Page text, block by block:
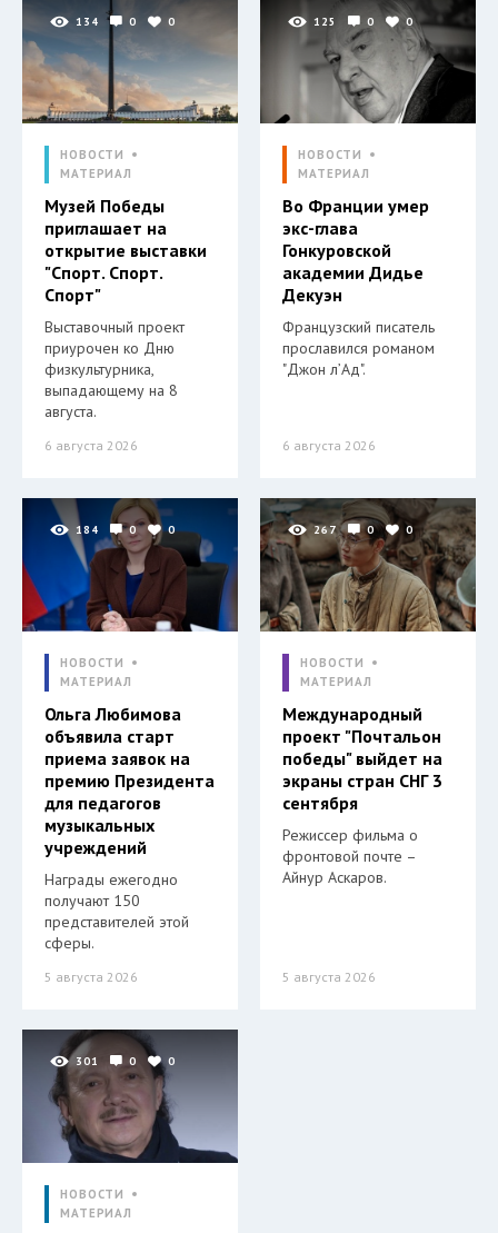
134 0 0
НОВОСТИ
МАТЕРИАЛ
Музей Победы
приглашает на
открытие выставки
"Спорт. Спорт.
Спорт"
Выставочный проект
приурочен ко Дню
физкультурника,
выпадающему на 8
августа.
6 августа 2026
125 0 0
НОВОСТИ
МАТЕРИАЛ
Во Франции умер
экс-глава
Гонкуровской
академии Дидье
Декуэн
Французский писатель
прославился романом
"Джон л’Ад".
6 августа 2026
184 0 0
НОВОСТИ
МАТЕРИАЛ
Ольга Любимова
объявила старт
приема заявок на
премию Президента
для педагогов
музыкальных
учреждений
Награды ежегодно
получают 150
представителей этой
сферы.
5 августа 2026
267 0 0
НОВОСТИ
МАТЕРИАЛ
Международный
проект "Почтальон
победы" выйдет на
экраны стран СНГ 3
сентября
Режиссер фильма о
фронтовой почте –
Айнур Аскаров.
5 августа 2026
301 0 0
НОВОСТИ
МАТЕРИАЛ